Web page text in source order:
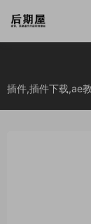
插件,插件下载,ae